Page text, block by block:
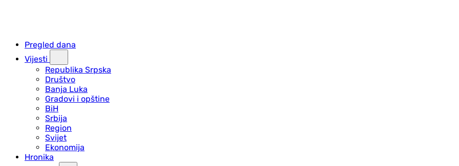
Pregled dana
Vijesti
Republika Srpska
Društvo
Banja Luka
Gradovi i opštine
BiH
Srbija
Region
Svijet
Ekonomija
Hronika